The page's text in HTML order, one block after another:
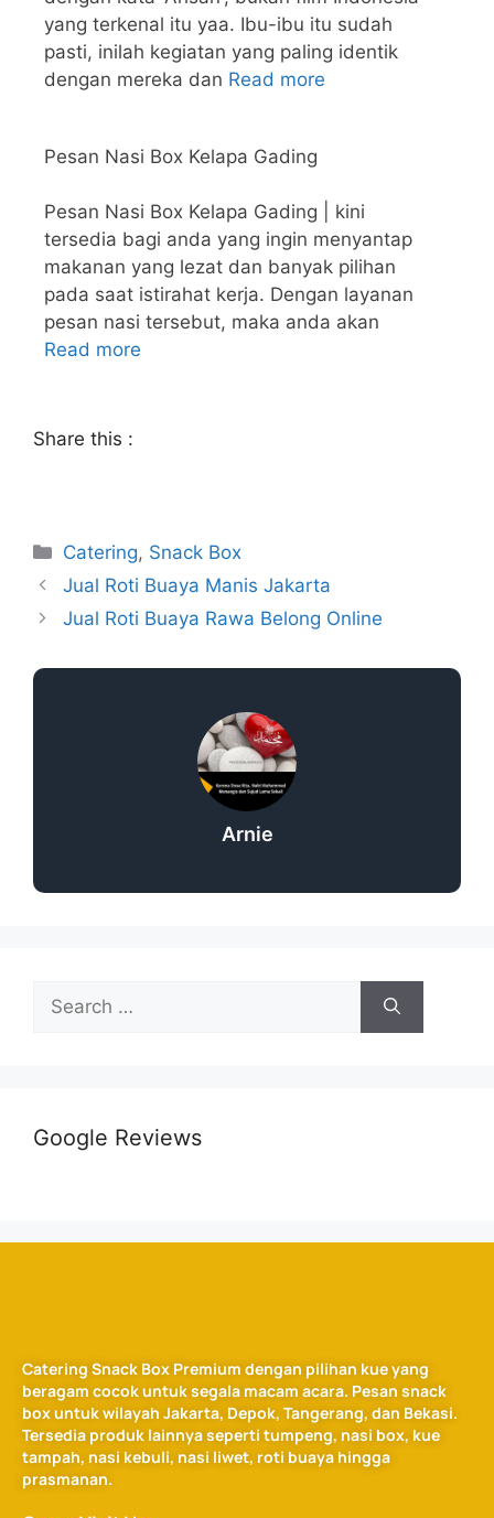
yang terkenal itu yaa. Ibu-ibu itu sudah
pasti, inilah kegiatan yang paling identik
dengan mereka dan Read more
Pesan Nasi Box Kelapa Gading
Pesan Nasi Box Kelapa Gading | kini
tersedia bagi anda yang ingin menyantap
makanan yang lezat dan banyak pilihan
pada saat istirahat kerja. Dengan layanan
pesan nasi tersebut, maka anda akan
Read more
Share this :
Catering, Snack Box
Jual Roti Buaya Manis Jakarta
Jual Roti Buaya Rawa Belong Online
Arnie
Google Reviews
Catering Snack Box Premium dengan pilihan kue yang
beragam cocok untuk segala macam acara. Pesan snack
box untuk wilayah Jakarta, Depok, Tangerang, dan Bekasi.
Tersedia produk lainnya seperti tumpeng, nasi box, kue
tampah, nasi kebuli, nasi liwet, roti buaya hingga
prasmanan.